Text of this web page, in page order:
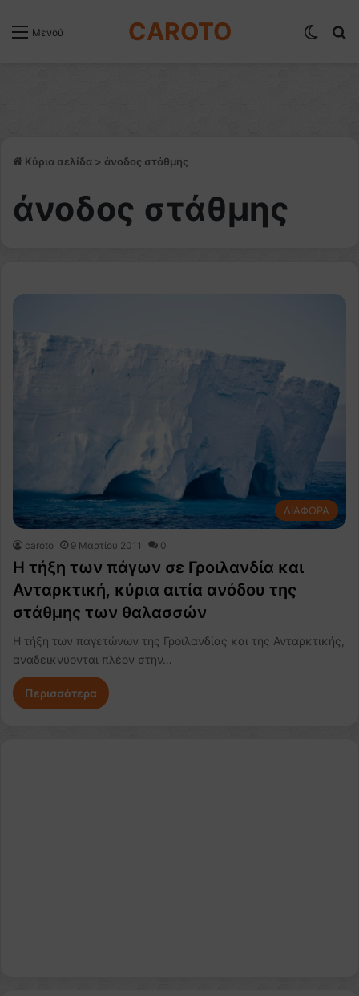
Μενού CAROTO
Κύρια σελίδα > άνοδος στάθμης
άνοδος στάθμης
ΔΙΑΦΟΡΑ
caroto 9 Μαρτίου 2011 0
Η τήξη των πάγων σε Γροιλανδία και
Ανταρκτική, κύρια αιτία ανόδου της
στάθμης των θαλασσών
Η τήξη των παγετώνων της Γροιλανδίας και της Ανταρκτικής,
αναδεικνύονται πλέον στην…
Περισσότερα